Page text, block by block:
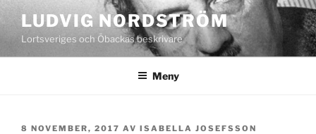
Hoppa
till
innehåll
LUDVIG NORDSTRÖM
Lortsveriges och Öbackas beskrivare
Meny
PUBLICERAT
8 NOVEMBER, 2017 AV ISABELLA JOSEFSSON